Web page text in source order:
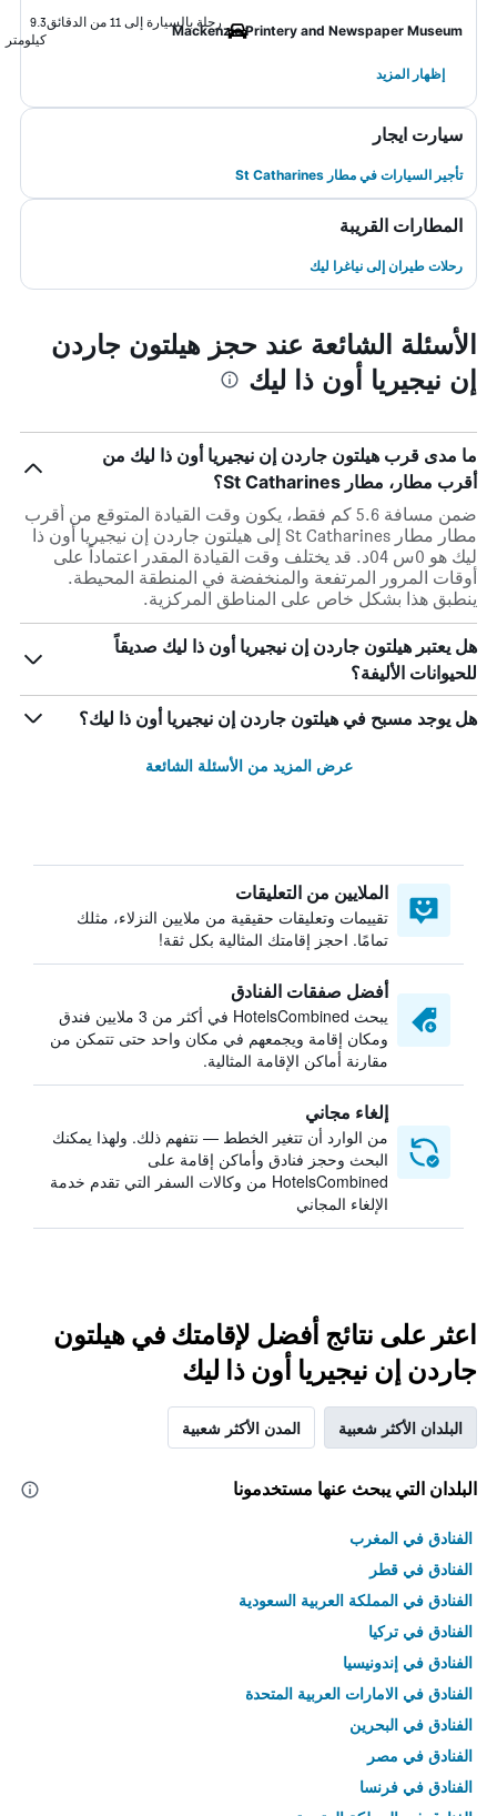
Mackenzie Printery and Newspaper Museum
رحلة بالسيارة إلى 11 من الدقائق
9.3
كيلومتر
إظهار المزيد
سيارت ايجار
تأجير السيارات في مطار St Catharines
المطارات القريبة
رحلات طيران إلى نياغرا ليك
الأسئلة الشائعة عند حجز هيلتون جاردن
إن نيجيريا أون ذا ليك
ما مدى قرب هيلتون جاردن إن نيجيريا أون ذا ليك من
أقرب مطار، مطار St Catharines؟
ضمن مسافة 5.6 كم فقط، يكون وقت القيادة المتوقع من أقرب
مطار مطار St Catharines إلى هيلتون جاردن إن نيجيريا أون ذا
ليك هو 0س 04د. قد يختلف وقت القيادة المقدر اعتماداً على
أوقات المرور المرتفعة والمنخفضة في المنطقة المحيطة.
ينطبق هذا بشكل خاص على المناطق المركزية.
هل يعتبر هيلتون جاردن إن نيجيريا أون ذا ليك صديقاً
للحيوانات الأليفة؟
هل يوجد مسبح في هيلتون جاردن إن نيجيريا أون ذا ليك؟
عرض المزيد من الأسئلة الشائعة
الملايين من التعليقات
تقييمات وتعليقات حقيقية من ملايين النزلاء، مثلك
تمامًا. احجز إقامتك المثالية بكل ثقة!
أفضل صفقات الفنادق
يبحث HotelsCombined في أكثر من 3 ملايين فندق
ومكان إقامة ويجمعهم في مكان واحد حتى تتمكن من
مقارنة أماكن الإقامة المثالية.
إلغاء مجاني
من الوارد أن تتغير الخطط — نتفهم ذلك. ولهذا يمكنك
البحث وحجز فنادق وأماكن إقامة على
HotelsCombined من وكالات السفر التي تقدم خدمة
الإلغاء المجاني
اعثر على نتائج أفضل لإقامتك في هيلتون
جاردن إن نيجيريا أون ذا ليك
البلدان الأكثر شعبية المدن الأكثر شعبية
البلدان التي يبحث عنها مستخدمونا
الفنادق في المغرب
الفنادق في قطر
الفنادق في المملكة العربية السعودية
الفنادق في تركيا
الفنادق في إندونيسيا
الفنادق في الامارات العربية المتحدة
الفنادق في البحرين
الفنادق في مصر
الفنادق في فرنسا